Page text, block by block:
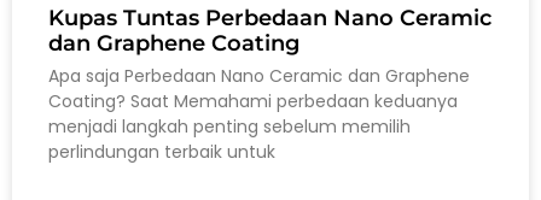
Kupas Tuntas Perbedaan Nano Ceramic
dan Graphene Coating
Apa saja Perbedaan Nano Ceramic dan Graphene
Coating? Saat Memahami perbedaan keduanya
menjadi langkah penting sebelum memilih
perlindungan terbaik untuk